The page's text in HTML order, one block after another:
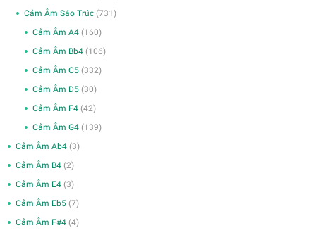
Cảm Âm Sáo Trúc (731)
Cảm Âm A4 (160)
Cảm Âm Bb4 (106)
Cảm Âm C5 (332)
Cảm Âm D5 (30)
Cảm Âm F4 (42)
Cảm Âm G4 (139)
Cảm Âm Ab4 (3)
Cảm Âm B4 (2)
Cảm Âm E4 (3)
Cảm Âm Eb5 (7)
Cảm Âm F#4 (4)